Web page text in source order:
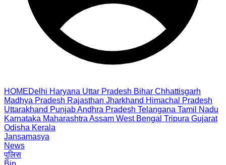
HOMEDelhi Haryana Uttar Pradesh Bihar Chhattisgarh
Madhya Pradesh Rajasthan Jharkhand Himachal Pradesh
Uttarakhand PunjabAndhra Pradesh Telangana Tamil Nadu
Karnataka Maharashtra Assam West Bengal Tripura Gujarat
Odisha Kerala
Jansamasya
News
पुलिस